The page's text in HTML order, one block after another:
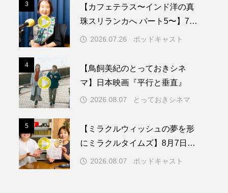
アン・ハサウェイ
製作 イタリア
ウィキッド
リー・ワトソン
ント オダギリジョー
カフェテラス
3
【カフェテラス〜インド洋の真
珠スリランカへ パート5〜】7月
26日（日）配信 憧れのツリー
2026.07.26 ポッドキャスト
4
【鳥飼美紀のとっておきシネ
マ】日本映画『平行と垂直』
2026.08.07 とっておきシネマ
5
【ミラクルウィッシュの夢を形
にミラクルタイムズ】8月7日
（金）配信 麹ランチを楽しみ
2026.08.07 ポッドキャスト